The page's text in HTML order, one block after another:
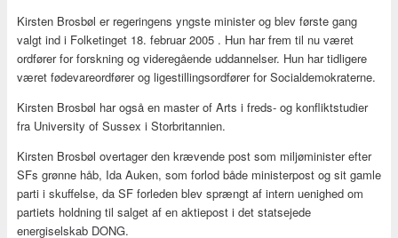
Kirsten Brosbøl er regeringens yngste minister og blev første gang
valgt ind i Folketinget 18. februar 2005 . Hun har frem til nu været
ordfører for forskning og videregående uddannelser. Hun har tidligere
været fødevareordfører og ligestillingsordfører for Socialdemokraterne.
Kirsten Brosbøl har også en master of Arts i freds- og konfliktstudier
fra University of Sussex i Storbritannien.
Kirsten Brosbøl overtager den krævende post som miljøminister efter
SFs grønne håb, Ida Auken, som forlod både ministerpost og sit gamle
parti i skuffelse, da SF forleden blev sprængt af intern uenighed om
partiets holdning til salget af en aktiepost i det statsejede
energiselskab DONG.